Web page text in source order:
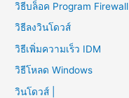
วิธีบล็อค Program Firewall
วิธีลงวินโดวส์
วิธีเพิ่มความเร็ว IDM
วิธีโหลด Windows
วินโดวส์ |